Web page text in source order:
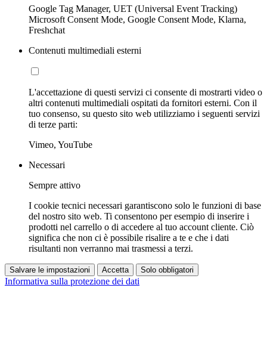
Google Tag Manager, UET (Universal Event Tracking)
Microsoft Consent Mode, Google Consent Mode, Klarna,
Freshchat
Contenuti multimediali esterni
L'accettazione di questi servizi ci consente di mostrarti video o
altri contenuti multimediali ospitati da fornitori esterni. Con il
tuo consenso, su questo sito web utilizziamo i seguenti servizi
di terze parti:
Vimeo, YouTube
Necessari
Sempre attivo
I cookie tecnici necessari garantiscono solo le funzioni di base
del nostro sito web. Ti consentono per esempio di inserire i
prodotti nel carrello o di accedere al tuo account cliente. Ciò
significa che non ci è possibile risalire a te e che i dati
risultanti non verranno mai trasmessi a terzi.
Salvare le impostazioni Accetta Solo obbligatori
Informativa sulla protezione dei dati